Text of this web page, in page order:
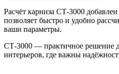
Расчёт карниза СТ-3000 добавлен
позволяет быстро и удобно
ваши параметры.
СТ-3000 — практичное решение
интерьеров, где важны